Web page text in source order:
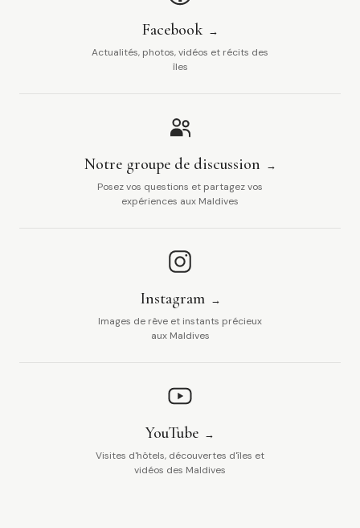
Facebook
Actualités, photos, vidéos et récits des
îles
Notre groupe de discussion
Posez vos questions et partagez vos
expériences aux Maldives
Instagram
Images de rêve et instants précieux
aux Maldives
YouTube
Visites d'hôtels, découvertes d'îles et
vidéos des Maldives